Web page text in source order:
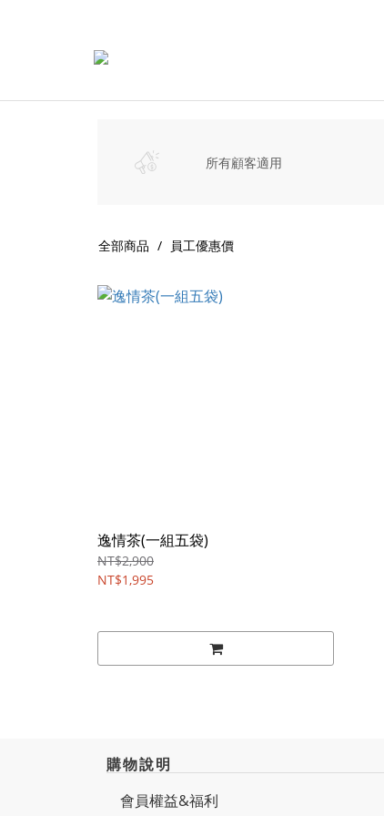
所有顧客適用
全部商品 員工優惠價
逸情茶(一組五袋)
NT$2,900
NT$1,995
購物說明
會員權益&福利